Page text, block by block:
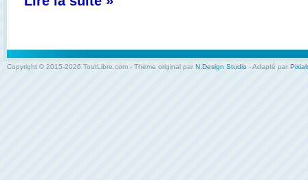
Copyright © 2015-2026 ToutLibre.com - Thème original par N.Design Studio - Adapté par